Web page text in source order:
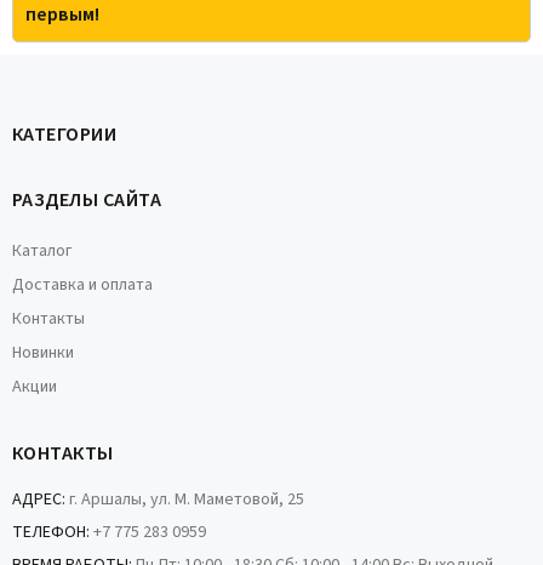
первым!
КАТЕГОРИИ
РАЗДЕЛЫ САЙТА
Каталог
Доставка и оплата
Контакты
Новинки
Акции
КОНТАКТЫ
АДРЕС: г. Аршалы, ул. М. Маметовой, 25
ТЕЛЕФОН: +7 775 283 0959